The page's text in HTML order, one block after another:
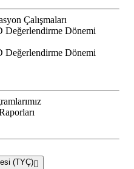
Çalışmaları
Değerlendirme Dönemi
Değerlendirme Dönemi
(TYÇ)